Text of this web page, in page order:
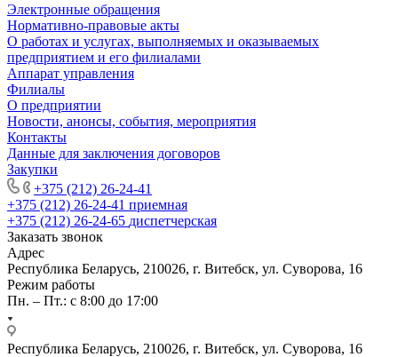
Электронные обращения
Нормативно-правовые акты
О работах и услугах, выполняемых и оказываемых
предприятием и его филиалами
Аппарат управления
Филиалы
О предприятии
Новости, анонсы, события, мероприятия
Контакты
Данные для заключения договоров
Закупки
+375 (212) 26-24-41
+375 (212) 26-24-41 приемная
+375 (212) 26-24-65 диспетчерская
Заказать звонок
Адрес
Республика Беларусь, 210026, г. Витебск, ул. Суворова, 16
Режим работы
Пн. – Пт.: с 8:00 до 17:00
Республика Беларусь, 210026, г. Витебск, ул. Суворова, 16